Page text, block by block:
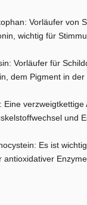
Vorläufer von
wichtig für
Vorläufer für
dem Pigment in der
Eine
und
Es ist
antioxidativer Enzyme.